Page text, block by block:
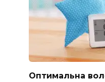
Оптимальна